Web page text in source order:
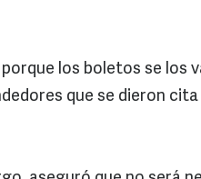
los boletos se los
que se dieron cita